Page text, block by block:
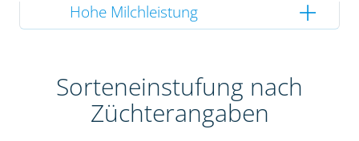
Hohe Milchleistung
Sorteneinstufung nach
Züchterangaben